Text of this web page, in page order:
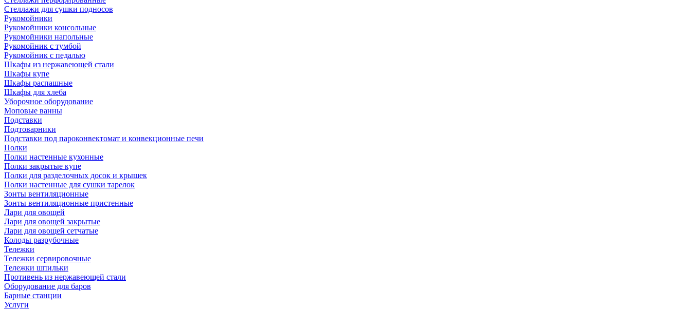
Стеллажи для сушки подносов
Рукомойники
Рукомойники консольные
Рукомойники напольные
Рукомойник с тумбой
Рукомойник с педалью
Шкафы из нержавеющей стали
Шкафы купе
Шкафы распашные
Шкафы для хлеба
Уборочное оборудование
Моповые ванны
Подставки
Подтоварники
Подставки под пароконвектомат и конвекционные печи
Полки
Полки настенные кухонные
Полки закрытые купе
Полки для разделочных досок и крышек
Полки настенные для сушки тарелок
Зонты вентиляционные
Зонты вентиляционные пристенные
Лари для овощей
Лари для овощей закрытые
Лари для овощей сетчатые
Колоды разрубочные
Тележки
Тележки сервировочные
Тележки шпильки
Противень из нержавеющей стали
Оборудование для баров
Барные станции
Услуги